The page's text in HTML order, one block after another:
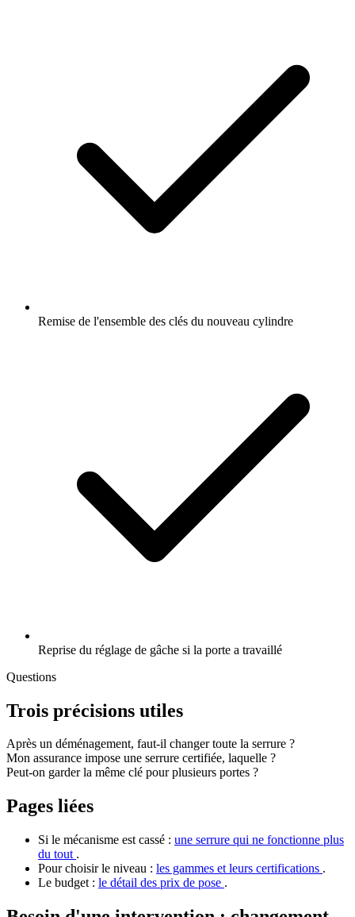
Remise de l'ensemble des clés du nouveau cylindre
Reprise du réglage de gâche si la porte a travaillé
Questions
Trois précisions utiles
Après un déménagement, faut-il changer toute la serrure ?
Mon assurance impose une serrure certifiée, laquelle ?
Peut-on garder la même clé pour plusieurs portes ?
Pages liées
Si le mécanisme est cassé : une serrure qui ne fonctionne plus
du tout .
Pour choisir le niveau : les gammes et leurs certifications .
Le budget : le détail des prix de pose .